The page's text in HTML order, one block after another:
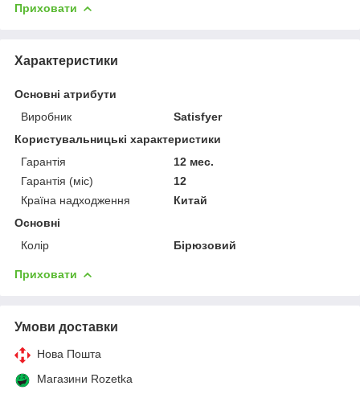
Приховати
Характеристики
Основні атрибути
Виробник
Satisfyer
Користувальницькі характеристики
Гарантія
12 мес.
Гарантія (міс)
12
Країна надходження
Китай
Основні
Колір
Бірюзовий
Приховати
Умови доставки
Нова Пошта
Магазини Rozetka